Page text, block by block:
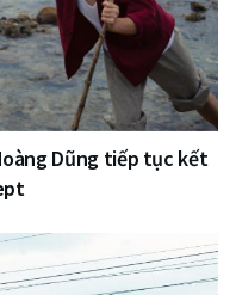
Dũng tiếp tục kết